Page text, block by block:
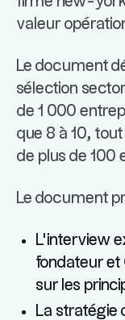
valeur
Le document
sélection
de 1 000
que 8 à 10,
de plus de 100
Le document
L'interview
fondateur et
sur les
La stratégie